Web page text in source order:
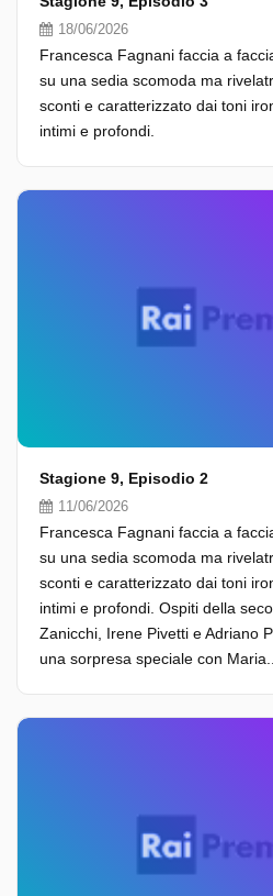
18/06/2026
Francesca Fagnani faccia a
su una sedia scomoda ma
sconti e caratterizzato dai toni
intimi e profondi.
Stagione 9, Episodio 2
11/06/2026
Francesca Fagnani faccia a
su una sedia scomoda ma
sconti e caratterizzato dai toni
intimi e profondi. Ospiti della
Zanicchi, Irene Pivetti e Adriano
una sorpresa speciale con Maria...